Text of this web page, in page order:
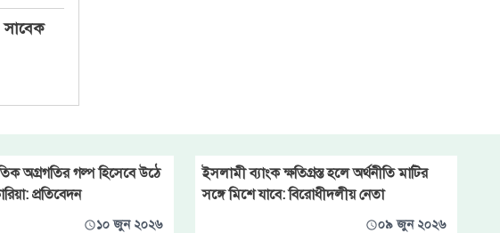
সাবেক
অগ্রগতির গল্প হিসেবে উঠে
প্রতিবেদন
১০ জুন ২০২৬
ইসলামী ব্যাংক ক্ষতিগ্রস্ত হলে অর্থনীতি মাটির
সঙ্গে মিশে যাবে: বিরোধীদলীয় নেতা
০৯ জুন ২০২৬